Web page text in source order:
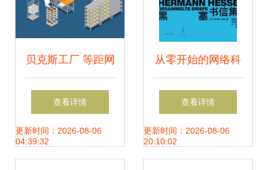
贝克斯工厂 等距网
络技术服务的创新
实践
查看详情
更新时间：2026-08-06
04:39:32
从零开始的网络科
技加盟游戏之路,成
功经验分享
查看详情
更新时间：2026-08-06
20:10:02